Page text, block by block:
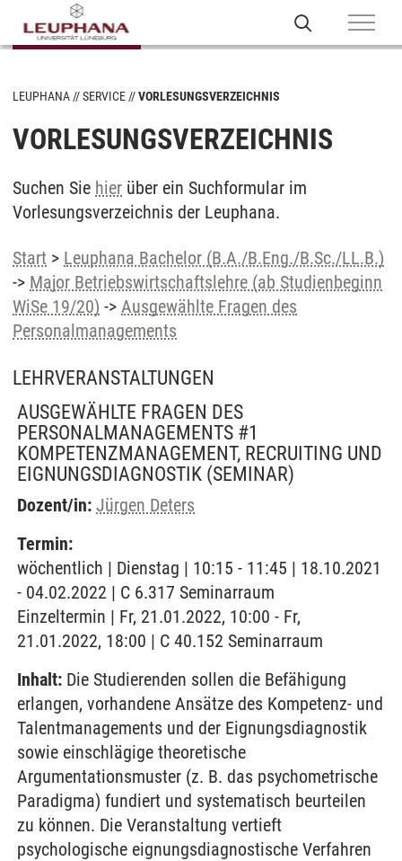
LEUPHANA SERVICE VORLESUNGSVERZEICHNIS
VORLESUNGSVERZEICHNIS
Suchen Sie hier über ein Suchformular im
Vorlesungsverzeichnis der Leuphana.
Start > Leuphana Bachelor (B.A./B.Eng./B.Sc./LL.B.)
-> Major Betriebswirtschaftslehre (ab Studienbeginn
WiSe 19/20) -> Ausgewählte Fragen des
Personalmanagements
LEHRVERANSTALTUNGEN
AUSGEWÄHLTE FRAGEN DES
PERSONALMANAGEMENTS #1
KOMPETENZMANAGEMENT, RECRUITING UND
EIGNUNGSDIAGNOSTIK (SEMINAR)
Dozent/in: Jürgen Deters
Termin:
wöchentlich | Dienstag | 10:15 - 11:45 | 18.10.2021
- 04.02.2022 | C 6.317 Seminarraum
Einzeltermin | Fr, 21.01.2022, 10:00 - Fr,
21.01.2022, 18:00 | C 40.152 Seminarraum
Inhalt: Die Studierenden sollen die Befähigung
erlangen, vorhandene Ansätze des Kompetenz- und
Talentmanagements und der Eignungsdiagnostik
sowie einschlägige theoretische
Argumentationsmuster (z. B. das psychometrische
Paradigma) fundiert und systematisch beurteilen
zu können. Die Veranstaltung vertieft
psychologische eignungsdiagnostische Verfahren